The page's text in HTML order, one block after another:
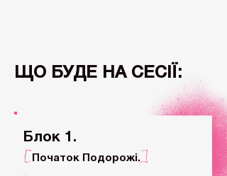
Блок 1.
[ очаток Подорожі. ]
ЩО БУДЕ НА СЕСІЇ: